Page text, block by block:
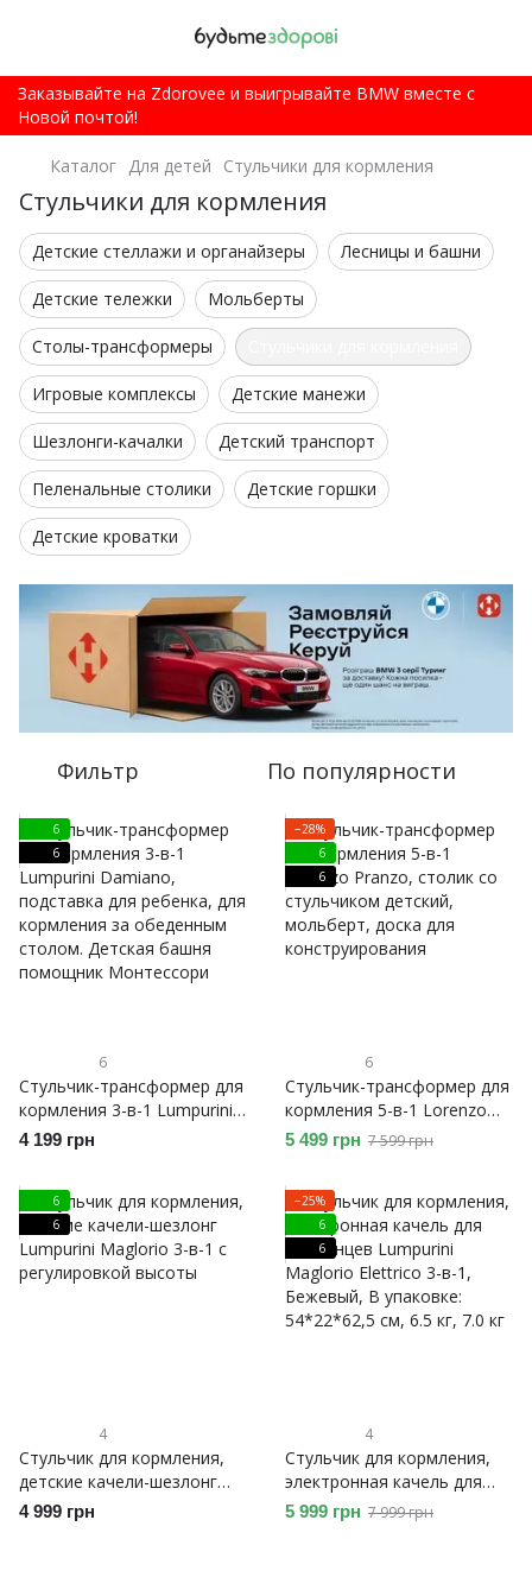
Заказывайте на Zdorovee и выигрывайте BMW вместе с
Новой почтой!
Каталог Для детей Стульчики для кормления
Стульчики для кормления
Детские стеллажи и органайзеры Лесницы и башни
Детские тележки Мольберты
Столы-трансформеры
Игровые комплексы Детские манежи
Шезлонги-качалки Детский транспорт
Пеленальные столики Детские горшки
Детские кроватки
Фильтр По популярности
6
6
6
Стульчик-трансформер для
кормления 3-в-1 Lumpurini
Damiano, подставка для
ребенка, для кормления за
обеденным столом.
Детская башня помощник
Монтессори
4 199 грн
−28%
6
6
6
Стульчик-трансформер для
кормления 5-в-1 Lorenzo
Pranzo, столик со
стульчиком детский,
мольберт, доска для
конструирования
5 499 грн 7 599 грн
6
6
4
Стульчик для кормления,
детские качели-шезлонг
Lumpurini Maglorio 3-в-1 с
регулировкой высоты
4 999 грн
−25%
6
6
4
Стульчик для кормления,
электронная качель для
младенцев Lumpurini
Maglorio Elettrico 3-в-1
5 999 грн 7 999 грн